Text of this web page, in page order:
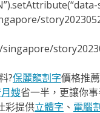
?保麗龍割字價格推
嫂省一半，更讓你
彩提供立體字 、 電腦